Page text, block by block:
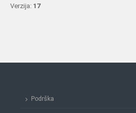
Verzija: 17
Podrška